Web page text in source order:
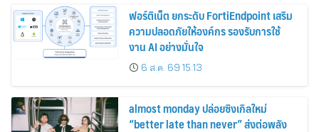
ฟอร์ติเน็ต ยกระดับ FortiEndpoint เสริม
ความปลอดภัยให้องค์กร รองรับการใช้
งาน AI อย่างมั่นใจ
6 ส.ค. 69 15:13
almost monday ปล่อยซิงเกิลใหม่
“better late than never” ส่งต่อพลัง